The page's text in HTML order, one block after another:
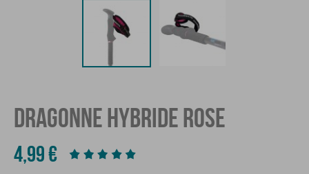
DRAGONNE HYBRIDE ROSE
4,99 €